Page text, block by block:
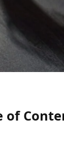
of